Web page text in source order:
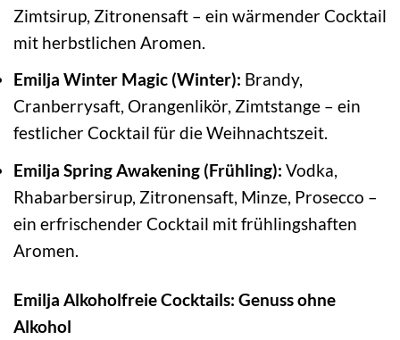
Zimtsirup, Zitronensaft – ein wärmender Cocktail
mit herbstlichen Aromen.
Emilja Winter Magic (Winter): Brandy,
Cranberrysaft, Orangenlikör, Zimtstange – ein
festlicher Cocktail für die Weihnachtszeit.
Emilja Spring Awakening (Frühling): Vodka,
Rhabarbersirup, Zitronensaft, Minze, Prosecco –
ein erfrischender Cocktail mit frühlingshaften
Aromen.
Emilja Alkoholfreie Cocktails: Genuss ohne
Alkohol